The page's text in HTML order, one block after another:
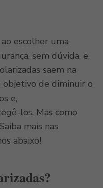
escolher uma
sem dúvida, e,
saem na
objetivo de diminuir o
e,
los. Mas como
mais nas
abaixo!